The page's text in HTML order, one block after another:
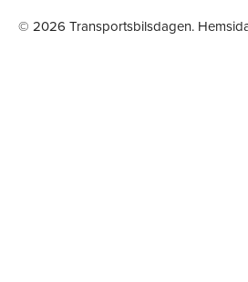
© 2026 Transportsbilsdagen.